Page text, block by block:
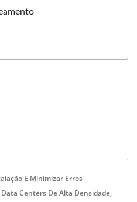
E Minimizar Erros
Centers De Alta Densidade,